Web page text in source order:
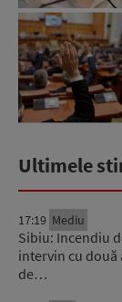
Ultimele
17:19 Mediu
Sibiu: Incendiu
intervin cu două
de…